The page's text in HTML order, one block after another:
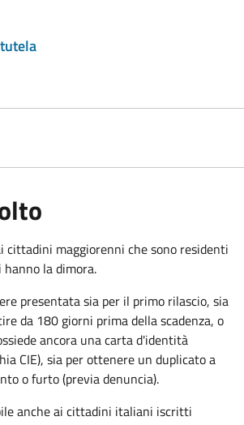
cittadini maggiorenni che sono residenti
hanno la dimora.
presentata sia per il primo rilascio, sia
da 180 giorni prima della scadenza, o
ancora una carta d'identità
CIE), sia per ottenere un duplicato a
o furto (previa denuncia).
anche ai cittadini italiani iscritti